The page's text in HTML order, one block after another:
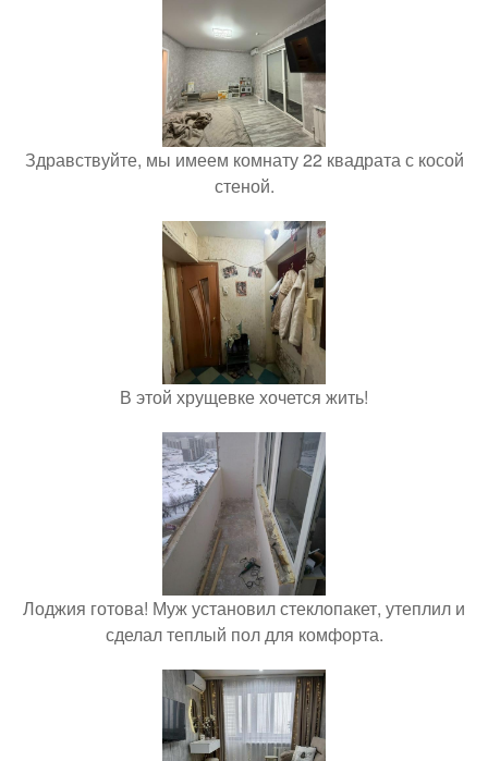
Здравствуйте, мы имеем комнату 22 квадрата с косой
стеной.
В этой хрущевке хочется жить!
Лоджия готова! Муж установил стеклопакет, утеплил и
сделал теплый пол для комфорта.